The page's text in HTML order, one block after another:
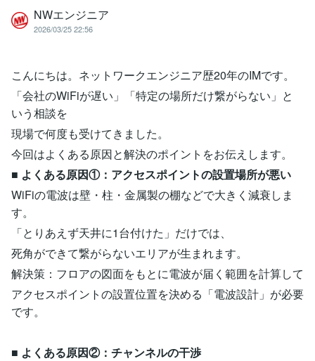
NWエンジニア
2026/03/25 22:56
こんにちは。ネットワークエンジニア歴20年のIMです。
「会社のWiFiが遅い」「特定の場所だけ繋がらない」と
いう相談を
現場で何度も受けてきました。
今回はよくある原因と解決のポイントをお伝えします。
■ よくある原因①：アクセスポイントの設置場所が悪い
WiFiの電波は壁・柱・金属製の棚などで大きく減衰しま
す。
「とりあえず天井に1台付けた」だけでは、
死角ができて繋がらないエリアが生まれます。
解決策：フロアの図面をもとに電波が届く範囲を計算して
アクセスポイントの設置位置を決める「電波設計」が必要
です。
■ よくある原因②：チャンネルの干渉